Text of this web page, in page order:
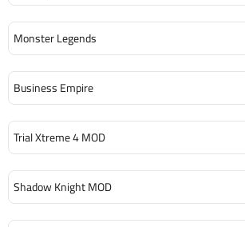
Monster Legends
Business Empire
Trial Xtreme 4 MOD
Shadow Knight MOD